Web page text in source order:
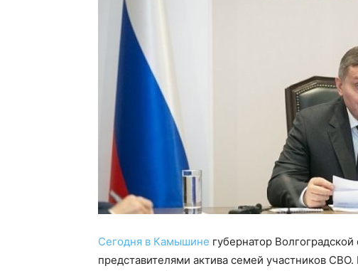
Сегодня в Камышине губернатор
представителями актива семей участников